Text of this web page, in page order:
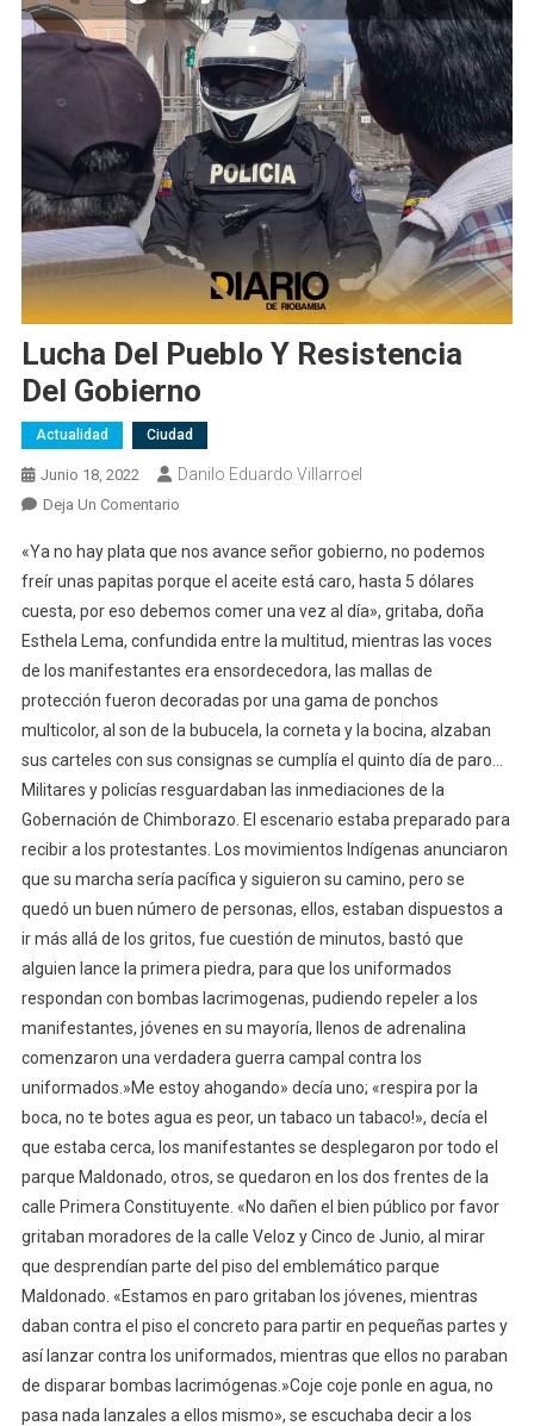
Lucha Del Pueblo Y Resistencia
Del Gobierno
Actualidad Ciudad
Junio 18, 2022 Danilo Eduardo Villarroel
Deja Un ComentarioEn
Del
Pueblo
Y
Resistencia
Del
Gobierno
«Ya no hay plata que nos avance señor gobierno, no podemos
freír unas papitas porque el aceite está caro, hasta 5 dólares
cuesta, por eso debemos comer una vez al día», gritaba, doña
Esthela Lema, confundida entre la multitud, mientras las voces
de los manifestantes era ensordecedora, las mallas de
protección fueron decoradas por una gama de ponchos
multicolor, al son de la bubucela, la corneta y la bocina, alzaban
sus carteles con sus consignas se cumplía el quinto día de paro…
Militares y policías resguardaban las inmediaciones de la
Gobernación de Chimborazo. El escenario estaba preparado para
recibir a los protestantes. Los movimientos Indígenas anunciaron
que su marcha sería pacífica y siguieron su camino, pero se
quedó un buen número de personas, ellos, estaban dispuestos a
ir más allá de los gritos, fue cuestión de minutos, bastó que
alguien lance la primera piedra, para que los uniformados
respondan con bombas lacrimogenas, pudiendo repeler a los
manifestantes, jóvenes en su mayoría, llenos de adrenalina
comenzaron una verdadera guerra campal contra los
uniformados.»Me estoy ahogando» decía uno; «respira por la
boca, no te botes agua es peor, un tabaco un tabaco!», decía el
que estaba cerca, los manifestantes se desplegaron por todo el
parque Maldonado, otros, se quedaron en los dos frentes de la
calle Primera Constituyente. «No dañen el bien público por favor
gritaban moradores de la calle Veloz y Cinco de Junio, al mirar
que desprendían parte del piso del emblemático parque
Maldonado. «Estamos en paro gritaban los jóvenes, mientras
daban contra el piso el concreto para partir en pequeñas partes y
así lanzar contra los uniformados, mientras que ellos no paraban
de disparar bombas lacrimógenas.»Coje coje ponle en agua, no
pasa nada lanzales a ellos mismo», se escuchaba decir a los